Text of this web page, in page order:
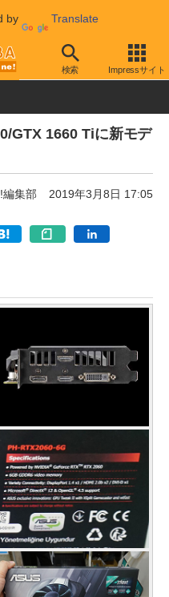
by Translate
検索 Impressサイト
オカード（グラフィックボード
GTX 1660 Tiに新モデ
編集部 2019年3月8日 17:05